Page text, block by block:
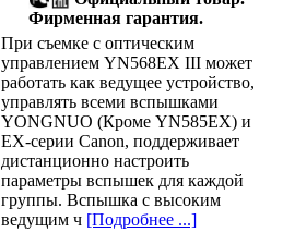
Фирменная гарантия.
При съемке с оптическим
управлением YN568EX III может
работать как ведущее устройство,
управлять всеми вспышками
YONGNUO (Кроме YN585EX) и
EX-серии Canon, поддерживает
дистанционно настроить
параметры вспышек для каждой
группы. Вспышка с высоким
ведущим ч [Подробнее ...]